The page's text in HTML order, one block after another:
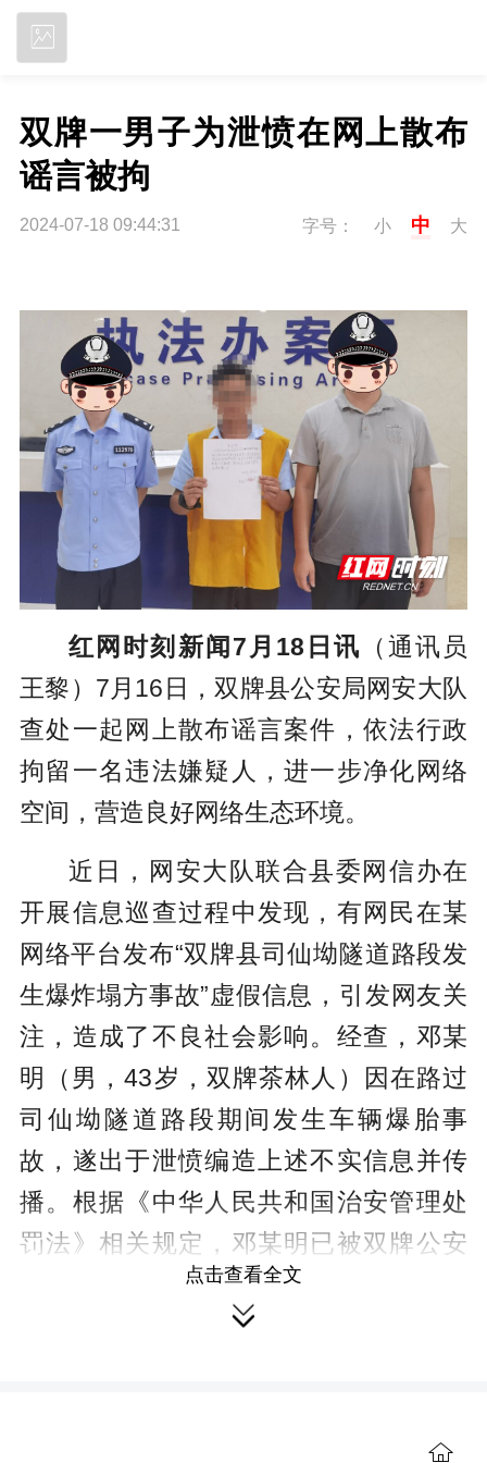
双牌一男子为泄愤在网上散布
谣言被拘
2024-07-18 09:44:31 字号： 小 中 大
红网时刻新闻7月18日讯 （通讯员
王黎）7月16日，双牌县公安局网安大队
查处一起网上散布谣言案件，依法行政
拘留一名违法嫌疑人，进一步净化网络
空间，营造良好网络生态环境。
近日，网安大队联合县委网信办在
开展信息巡查过程中发现，有网民在某
网络平台发布“双牌县司仙坳隧道路段发
生爆炸塌方事故”虚假信息，引发网友关
注，造成了不良社会影响。经查，邓某
明（男，43岁，双牌茶林人）因在路过
司仙坳隧道路段期间发生车辆爆胎事
故，遂出于泄愤编造上述不实信息并传
播。根据《中华人民共和国治安管理处
罚法》相关规定，邓某明已被双牌公安
依法行政拘留。点击查看全文
